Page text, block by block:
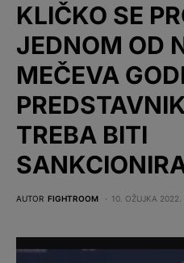
KLIČKO SE
JEDNOM OD
MEČEVA
TREBA BITI
AUTOR FIGHTROOM 10. OŽUJKA 2022.